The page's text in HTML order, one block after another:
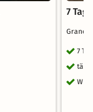
7
Grand
7